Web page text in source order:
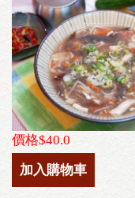
價格$40.0
加入購物車